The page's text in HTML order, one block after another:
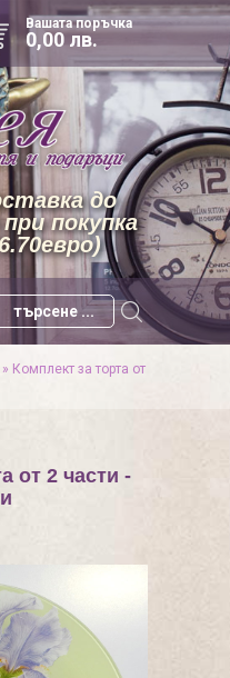
Вашата поръчка
0,00 лв.
до
покупка
» Комплект за торта от
от 2 части -